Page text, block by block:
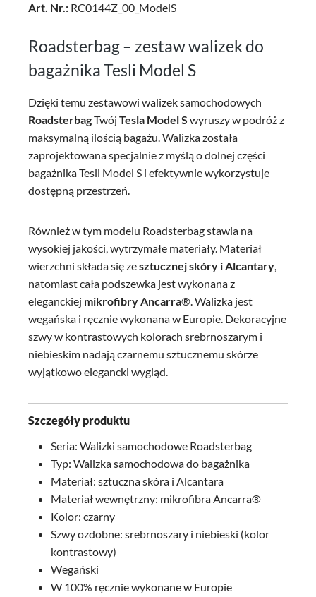
Art. Nr.: RC0144Z_00_ModelS
Roadsterbag – zestaw walizek do
bagażnika Tesli Model S
Dzięki temu zestawowi walizek samochodowych
RoadsterbagTwój Tesla Model S wyruszy w podróż z
maksymalną ilością bagażu. Walizka została
zaprojektowana specjalnie z myślą o dolnej części
bagażnika Tesli Model S i efektywnie wykorzystuje
dostępną przestrzeń.
Również w tym modelu Roadsterbag stawia na
wysokiej jakości, wytrzymałe materiały. Materiał
wierzchni składa się zesztucznej skóry i Alcantary,
natomiast cała podszewka jest wykonana z
eleganckiej mikrofibry Ancarra®. Walizka jest
wegańska i ręcznie wykonana w Europie. Dekoracyjne
szwy w kontrastowych kolorach srebrnoszarym i
niebieskim nadają czarnemu sztucznemu skórze
wyjątkowo elegancki wygląd.
Szczegóły produktu
Seria: Walizki samochodowe Roadsterbag
Typ: Walizka samochodowa do bagażnika
Materiał: sztuczna skóra i Alcantara
Materiał wewnętrzny: mikrofibra Ancarra®
Kolor: czarny
Szwy ozdobne: srebrnoszary i niebieski (kolor
kontrastowy)
Wegański
W 100% ręcznie wykonane w Europie